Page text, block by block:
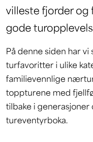
villeste fjorder og
gode
På denne siden har
turfavoritter i ulike
familievennlige
toppturene med
tilbake i generasjoner
tureventyrboka.